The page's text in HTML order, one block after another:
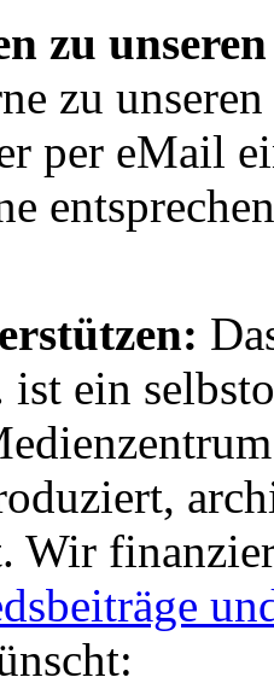
zu
zu
per eMail
ein
Wir